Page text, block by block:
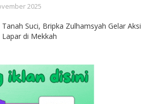
2025
Suci, Bripka Zulhamsyah Gelar Aksi
di Mekkah